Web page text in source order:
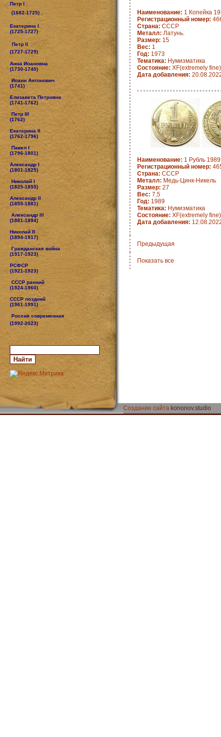
Петр I
(1682-1725) .
Екатерина I
(1725-1727)
Петр II
(1727-1729)
Анна Иоановна
(1730-1740)
Иоанн Антонович
(1741)
Елизавета Петровна
(1741-1762)
Петр III
(1762)
Екатерина II
(1762-1796)
Павел I
(1796-1801)
Александр I
(1801-1825)
Николай I
(1825-1855)
Александр II
(1855-1881)
Александр III
(1881-1894)
Николай II
(1894-1917)
Гражданская война
(1917-1923)
РСФСР
(1921-1923)
СССР ранний
(1924-1960)
СССР поздний
(1961-1991)
Россия современная
(1992-2023)
Наименование: 1 Копейка
Регистрационный номер:
Страна: СССР
Металл: Латунь.
Размер: 15
Вес: 1
Год: 1973
Тематика: Нумизматика
Состояние: XF(extremely fine)
Дата добавления:
Наименование: 1 Рубль 1989
Регистрационный номер:
Страна: СССР
Металл: Медь-Цинк-Никель
Размер: 27
Вес: 7,5
Год: 1989
Тематика: Нумизматика
Состояние: XF(extremely fine)
Дата добавления:
Предыдущая
Показать все
Создание сайта kononov.studio